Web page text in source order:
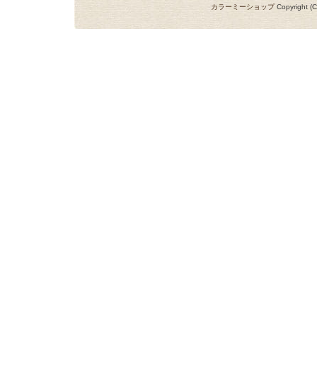
カラーミーショップCopyright